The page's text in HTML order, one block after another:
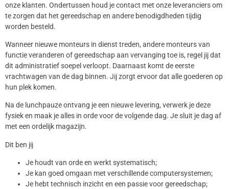
onze klanten. Ondertussen houd je contact met onze leveranciers om
te zorgen dat het gereedschap en andere benodigdheden tijdig
worden besteld.
Wanneer nieuwe monteurs in dienst treden, andere monteurs van
functie veranderen of gereedschap aan vervanging toe is, regel jij dat
dit administratief soepel verloopt. Daarnaast komt de eerste
vrachtwagen van de dag binnen. Jij zorgt ervoor dat alle goederen op
hun plek komen.
Na de lunchpauze ontvang je een nieuwe levering, verwerk je deze
fysiek en maak je alles in orde voor de volgende dag. Je sluit je dag af
met een ordelijk magazijn.
Dit ben jij
Je houdt van orde en werkt systematisch;
Je kan goed omgaan met verschillende computersystemen;
Je hebt technisch inzicht en een passie voor gereedschap;